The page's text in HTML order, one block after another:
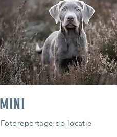
MINI
Fotoreportage op locatie